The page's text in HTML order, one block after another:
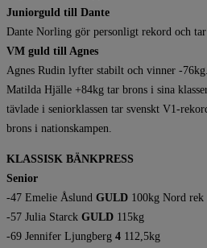
Juniorguld till Dante
Dante Norling gör personligt rekord och
VM guld till Agnes
Agnes Rudin lyfter stabilt och vinner -
Matilda Hjälle +84kg tar brons i sina
tävlade i seniorklassen tar svenskt V1-
brons i nationskampen.
KLASSISK BÄNKPRESS
Senior
-47 Emelie Åslund GULD 100kg Nord rek
-57 Julia Starck GULD 115kg
-69 Jennifer Ljungberg 4 112,5kg